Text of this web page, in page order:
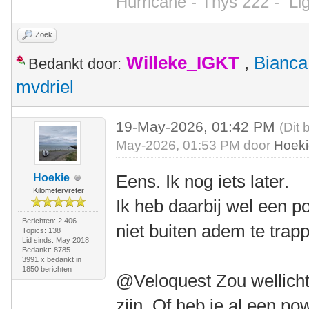
Zoek
Bedankt door: Willeke_IGKT ,
mvdriel
Hoekie
Kilometervreter
Berichten: 2.406
Topics: 138
Lid sinds: May 2018
Bedankt: 8785
3991 x bedankt in
1850 berichten
19-May-2026, 01:42 PM (Dit
May-2026, 01:53 PM door
Eens. Ik nog iets later.
Ik heb daarbij wel een
niet buiten adem te
@Veloquest Zou